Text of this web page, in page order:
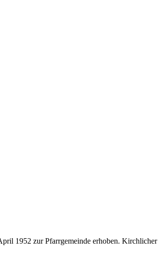
1952 zur Pfarrgemeinde erhoben. Kirchlicher